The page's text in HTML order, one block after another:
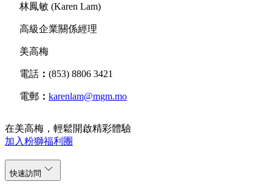
林鳳敏 (Karen Lam)
高級企業關係經理
美高梅
電話 ： (853) 8806 3421
電郵 ： karenlam@mgm.mo
在美高梅，輕鬆開啟精彩體驗
加入粉獅福利團
快速訪問